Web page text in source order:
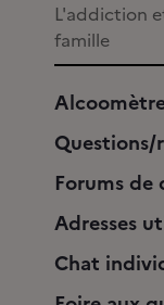
L'addiction
famille
Questions/
Forums de
Adresses
Chat